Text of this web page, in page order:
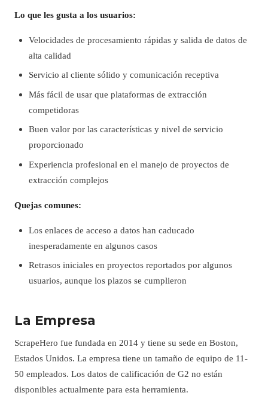
Lo que les gusta a los usuarios:
Velocidades de procesamiento rápidas y salida de datos de
alta calidad
Servicio al cliente sólido y comunicación receptiva
Más fácil de usar que plataformas de extracción
competidoras
Buen valor por las características y nivel de servicio
proporcionado
Experiencia profesional en el manejo de proyectos de
extracción complejos
Quejas comunes:
Los enlaces de acceso a datos han caducado
inesperadamente en algunos casos
Retrasos iniciales en proyectos reportados por algunos
usuarios, aunque los plazos se cumplieron
La Empresa
ScrapeHero fue fundada en 2014 y tiene su sede en Boston,
Estados Unidos. La empresa tiene un tamaño de equipo de 11-
50 empleados. Los datos de calificación de G2 no están
disponibles actualmente para esta herramienta.